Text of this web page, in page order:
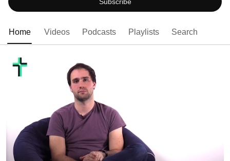
Home Videos Podcasts Playlists Search